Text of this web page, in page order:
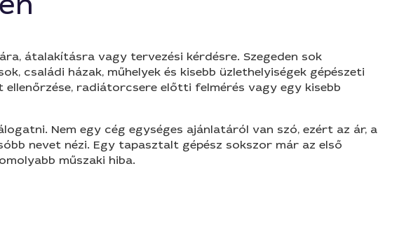
átalakításra vagy tervezési kérdésre. Szegeden sok
családi házak, műhelyek és kisebb üzlethelyiségek gépészeti
radiátorcsere előtti felmérés vagy egy kisebb
Nem egy cég egységes ajánlatáról van szó, ezért az ár, a
nevet nézi. Egy tapasztalt gépész sokszor már az első
műszaki hiba.